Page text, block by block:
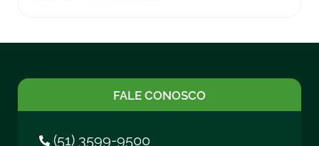
FALE CONOSCO
(51) 3599-9500